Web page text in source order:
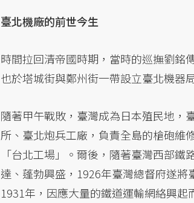
臺北機廠的前世今生
時間拉回清帝國時期，當時的巡撫劉銘
也於塔城街與鄭州街一帶設立臺北機器
隨著甲午戰敗，臺灣成為日本殖民地，
所、臺北炮兵工廠，負責全島的槍砲維
「台北工場」。爾後，隨著臺灣西部
達、蓬勃興盛，1926年臺灣總督府遂將
1931年，因應大量的鐵道運輸網絡興